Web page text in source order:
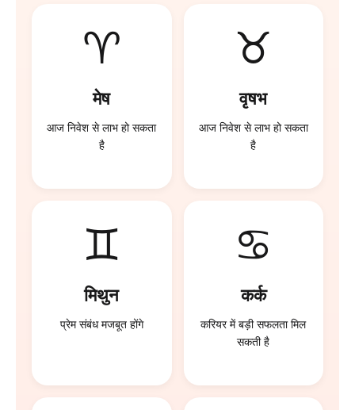
♈
मेष
आज निवेश से लाभ हो सकता
है
♉
वृषभ
आज निवेश से लाभ हो सकता
है
♊
मिथुन
प्रेम संबंध मजबूत होंगे
♋
कर्क
करियर में बड़ी सफलता मिल
सकती है